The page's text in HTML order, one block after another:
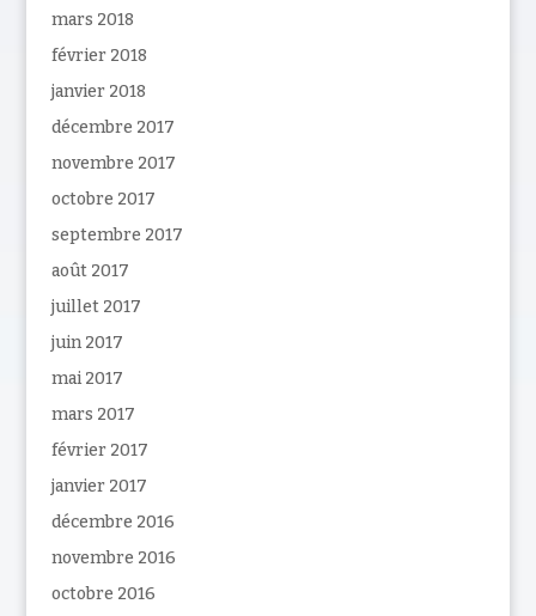
mars 2018
février 2018
janvier 2018
décembre 2017
novembre 2017
octobre 2017
septembre 2017
août 2017
juillet 2017
juin 2017
mai 2017
mars 2017
février 2017
janvier 2017
décembre 2016
novembre 2016
octobre 2016